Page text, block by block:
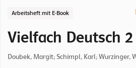
Arbeitsheft mit E-Book
Vielfach Deutsch 2
Doubek, Margit; Schimpl, Karl; Wurzinger,